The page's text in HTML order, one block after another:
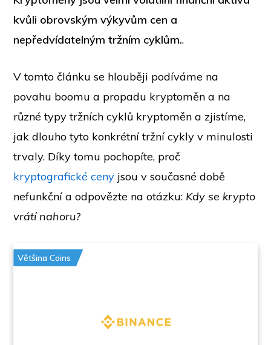
kvůli obrovským výkyvům cen a
nepředvídatelným tržním cyklům..
V tomto článku se hlouběji podíváme na
povahu boomu a propadu kryptoměn a na
různé typy tržních cyklů kryptoměn a zjistíme,
jak dlouho tyto konkrétní tržní cykly v minulosti
trvaly. Díky tomu pochopíte, proč
kryptografické ceny jsou v současné době
nefunkční a odpovězte na otázku: Kdy se krypto
vrátí nahoru?
Většina Coins